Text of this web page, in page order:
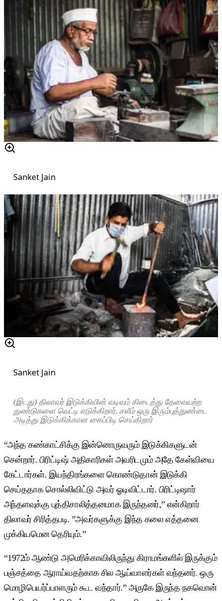
Sanket Jain
Sanket Jain
(இடது) திலாவர் இடுக்கியின் வடிவம் கிடைத்து தேவையற்ற
துண்டுகளை வெட்டி எடுக்கிறார். சலீம் ஒரு இரும்புத்துண்டை
அடித்து இடுக்கிக்கான கைப்பிடி செய்கிறார்
“அந்த கண்காட்சிக்கு இன்னொருவரும் இடுக்கிகளுடன்
சென்றார். பிரிட்டிஷ் அதிகாரிகள் அவரிடமும் அதே கேள்வியை
கேட்டார்கள். இயந்திரங்களை கொண்டுதான் இடுக்கி
செய்ததாக சொல்லிவிட்டு அவர் ஓடிவிட்டார். பிரிட்டிஷார்
அந்தளவுக்கு புத்திசாலித்தனமாக இருந்தனர்,” என்கிறார்
திலாவர் சிரித்தபடி. ”அவர்களுக்கு இந்த கலை எத்தனை
முக்கியமென தெரியும்.”
“1972ம் ஆண்டு அமெரிக்காவிலிருந்து கிராமங்களில் இருக்கும்
பஞ்சத்தை ஆராய்வதற்காக சில ஆய்வாளர்கள் வந்தனர். ஒரு
மொழிபெயர்ப்பாளரும் கூட வந்தார்.” அருகே இருந்த நகவொன்